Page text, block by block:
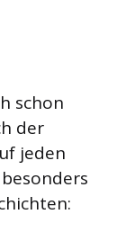
schon
der
jeden